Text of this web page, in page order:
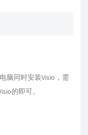
脑同时安装Visio，需
的即可。